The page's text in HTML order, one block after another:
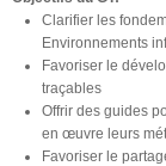
Clarifier les
Environnements
Favoriser le
traçables
Offrir des guides
en œuvre leurs
Favoriser le